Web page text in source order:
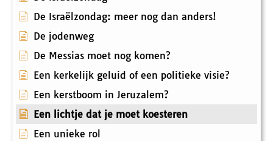
De Israëlzondag: meer nog dan anders!
De jodenweg
De Messias moet nog komen?
Een kerkelijk geluid of een politieke visie?
Een kerstboom in Jeruzalem?
Een lichtje dat je moet koesteren
Een unieke rol